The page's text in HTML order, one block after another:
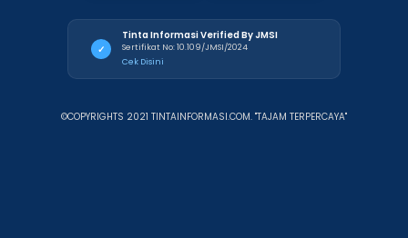
✓
Tinta Informasi Verified By JMSI
Sertifikat No: 10.109/JMSI/2024
Cek Disini
©COPYRIGHTS 2021 TINTAINFORMASI.COM. "TAJAM TERPERCAYA"